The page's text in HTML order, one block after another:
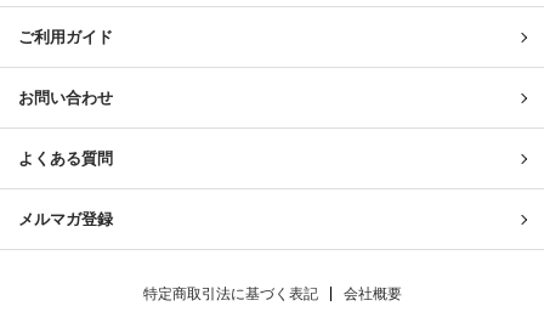
ご利用ガイド
お問い合わせ
よくある質問
メルマガ登録
特定商取引法に基づく表記 会社概要